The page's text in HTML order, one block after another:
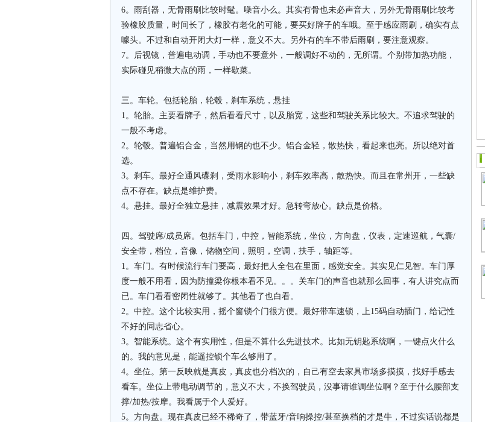
6。雨刮器，无骨雨刷比较时髦。噪音小么。其实有骨也未必声音大，另外无骨雨刷比较考
验橡胶质量，时间长了，橡胶有老化的可能，要买好牌子的车哦。至于感应雨刷，确实有点
噱头。不过和自动开闭大灯一样，意义不大。另外有的车不带后雨刷，要注意观察。
7。后视镜，普遍电动调，手动也不要意外，一般调好不动的，无所谓。个别带加热功能，
实际碰见稍微大点的雨，一样歇菜。
三。车轮。包括轮胎，轮毂，刹车系统，悬挂
1。轮胎。主要看牌子，然后看看尺寸，以及胎宽，这些和驾驶关系比较大。不追求驾驶的
一般不考虑。
2。轮毂。普遍铝合金，当然用钢的也不少。铝合金轻，散热快，看起来也亮。所以绝对首
选。
3。刹车。最好全通风碟刹，受雨水影响小，刹车效率高，散热快。而且在常州开，一些缺
点不存在。缺点是维护费。
4。悬挂。最好全独立悬挂，减震效果才好。急转弯放心。缺点是价格。
四。驾驶席/成员席。包括车门，中控，智能系统，坐位，方向盘，仪表，定速巡航，气囊/
安全带，档位，音像，储物空间，照明，空调，扶手，轴距等。
1。车门。有时候流行车门要高，最好把人全包在里面，感觉安全。其实见仁见智。车门厚
度一般不用看，因为防撞梁你根本看不见。。。关车门的声音也就那么回事，有人讲究点而
已。车门看看密闭性就够了。其他看了也白看。
2。中控。这个比较实用，摇个窗锁个门很方便。最好带车速锁，上15码自动插门，给记性
不好的同志省心。
3。智能系统。这个有实用性，但是不算什么先进技术。比如无钥匙系统啊，一键点火什么
的。我的意见是，能遥控锁个车么够用了。
4。坐位。第一反映就是真皮，真皮也分档次的，自己有空去家具市场多摸摸，找好手感去
看车。坐位上带电动调节的，意义不大，不换驾驶员，没事请谁调坐位啊？至于什么腰部支
撑/加热/按摩。我看属于个人爱好。
5。方向盘。现在真皮已经不稀奇了，带蓝牙/音响操控/甚至换档的才是牛，不过实话说都是